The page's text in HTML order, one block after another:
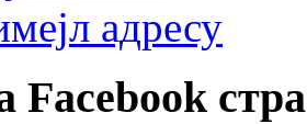
Facebook